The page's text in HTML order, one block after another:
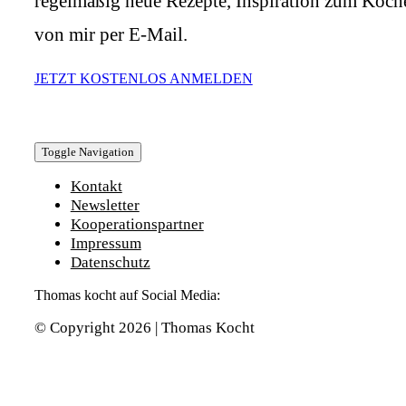
von mir per E-Mail.
JETZT KOSTENLOS ANMELDEN
Toggle Navigation
Kontakt
Newsletter
Kooperationspartner
Impressum
Datenschutz
Thomas kocht auf Social Media:
© Copyright 2026 | Thomas Kocht